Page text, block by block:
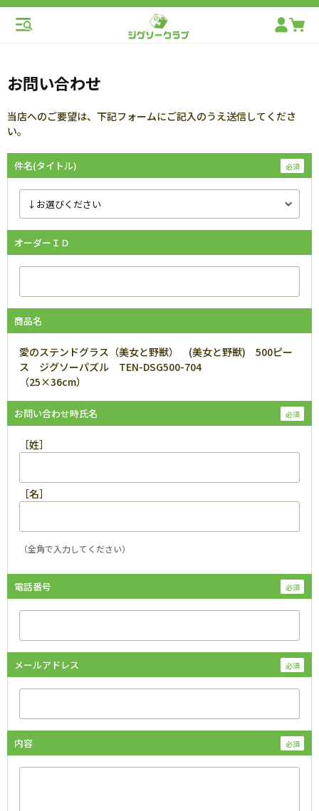
お問い合わせ
当店へのご要望は、下記フォームにご記入のうえ送信してくださ
い。
件名(タイトル)
オーダーＩＤ
商品名
愛のステンドグラス（美女と野獣） (美女と野獣) 500ピー
ス ジグソーパズル TEN-DSG500-704
（25×36cm）
お問い合わせ時氏名
［姓］
［名］
（全角で入力してください）
電話番号
メールアドレス
内容